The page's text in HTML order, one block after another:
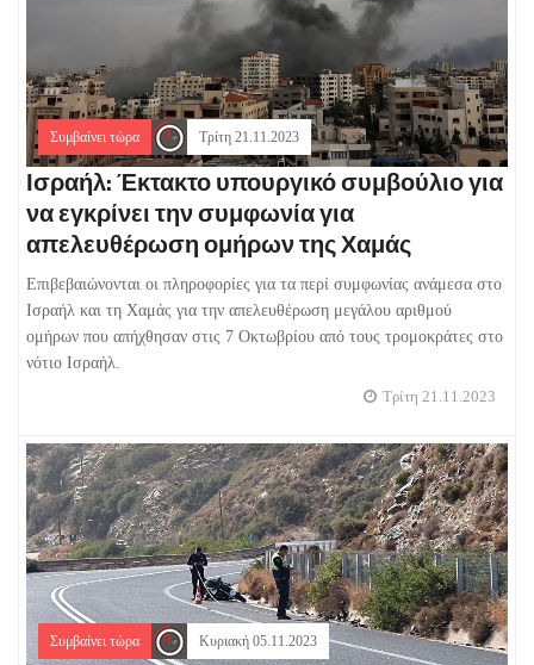
Συμβαίνει τώρα Τρίτη 21.11.2023
Ισραήλ: Έκτακτο υπουργικό συμβούλιο για
να εγκρίνει την συμφωνία για
απελευθέρωση ομήρων της Χαμάς
Επιβεβαιώνονται οι πληροφορίες για τα περί συμφωνίας ανάμεσα στο
Ισραήλ και τη Χαμάς για την απελευθέρωση μεγάλου αριθμού
ομήρων που απήχθησαν στις 7 Οκτωβρίου από τους τρομοκράτες στο
νότιο Ισραήλ.
Τρίτη 21.11.2023
Συμβαίνει τώρα Κυριακή 05.11.2023